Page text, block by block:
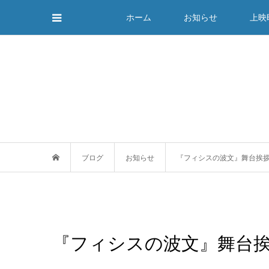
ホーム お知らせ 上映
ブログ お知らせ 『フィシスの波文』舞台挨
『フィシスの波文』舞台